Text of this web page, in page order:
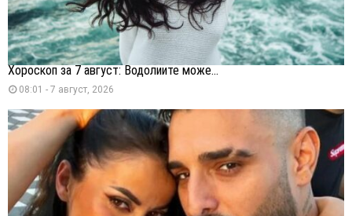
Хороскоп за 7 август: Водолиите може...
08:01 - 7 август, 2026